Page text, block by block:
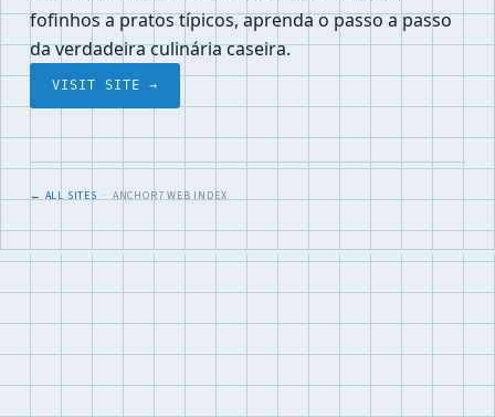
fofinhos a pratos típicos, aprenda o passo a passo
da verdadeira culinária caseira.
VISIT SITE →
← ALL SITES· ANCHOR7 WEB INDEX